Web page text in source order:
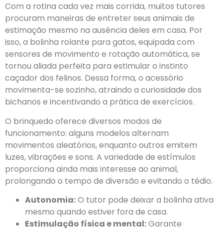
Com a rotina cada vez mais corrida, muitos tutores
procuram maneiras de entreter seus animais de
estimação mesmo na ausência deles em casa. Por
isso, a bolinha rolante para gatos, equipada com
sensores de movimento e rotação automática, se
tornou aliada perfeita para estimular o instinto
caçador dos felinos. Dessa forma, o acessório
movimenta-se sozinho, atraindo a curiosidade dos
bichanos e incentivando a prática de exercícios.
O brinquedo oferece diversos modos de
funcionamento: alguns modelos alternam
movimentos aleatórios, enquanto outros emitem
luzes, vibrações e sons. A variedade de estímulos
proporciona ainda mais interesse ao animal,
prolongando o tempo de diversão e evitando o tédio.
Autonomia:O tutor pode deixar a bolinha ativa
mesmo quando estiver fora de casa.
Estimulação física e mental:Garante